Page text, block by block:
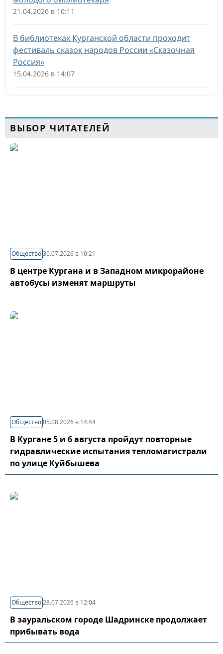
21.04.2026 в 10:11
В библиотеках Курганской области проходит
фестиваль сказок народов России «Сказочная
Россия»
15.04.2026 в 14:07
ВЫБОР ЧИТАТЕЛЕЙ
Общество30.07.2026 в 10:21
В центре Кургана и в Западном микрорайоне
автобусы изменят маршруты
Общество05.08.2026 в 14:44
В Кургане 5 и 6 августа пройдут повторные
гидравлические испытания тепломагистрали
по улице Куйбышева
Общество28.07.2026 в 12:04
В зауральском городе Шадринске продолжает
прибывать вода